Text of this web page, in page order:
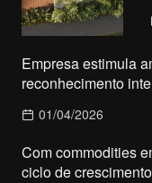
Empresa estimula
reconhecimento
01/04/2026
Com commodities
ciclo de